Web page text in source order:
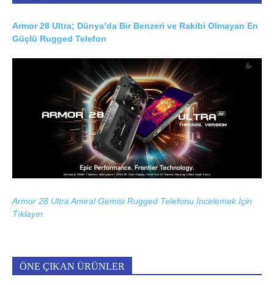
Armor 28 Ultra; Dünya’da Bir Benzeri ve Rakibi Olmayan En
Güçlü Rugged Telefon
Armor 28 Ultra Amiral Gemisi Rugged Telefonu İncelemek İçin
Tıklayın
ÖNE ÇIKAN ÜRÜNLER